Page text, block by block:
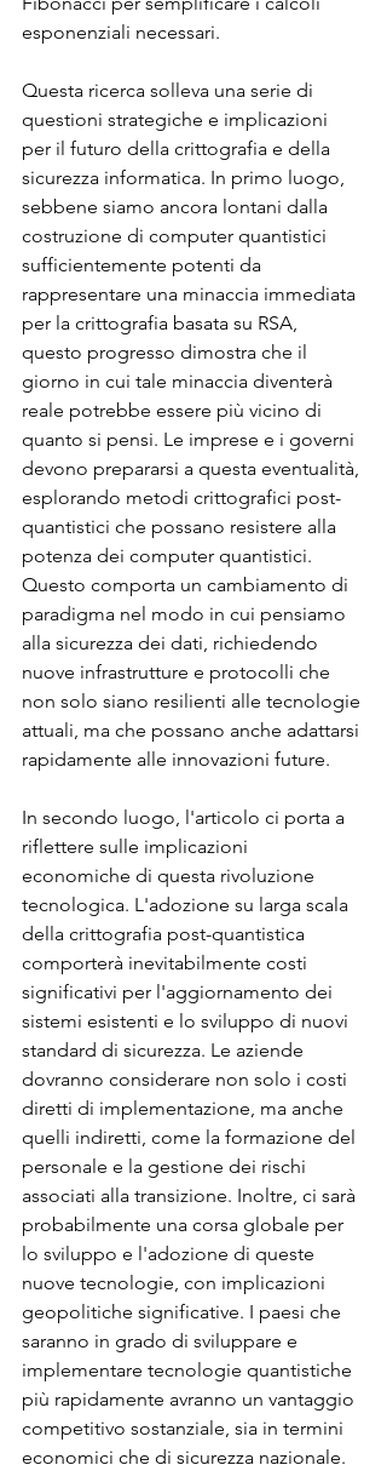
esponenziali necessari.
Questa ricerca solleva una serie di
questioni strategiche e implicazioni
per il futuro della crittografia e della
sicurezza informatica. In primo luogo,
sebbene siamo ancora lontani dalla
costruzione di computer quantistici
sufficientemente potenti da
rappresentare una minaccia immediata
per la crittografia basata su RSA,
questo progresso dimostra che il
giorno in cui tale minaccia diventerà
reale potrebbe essere più vicino di
quanto si pensi. Le imprese e i governi
devono prepararsi a questa eventualità,
esplorando metodi crittografici post-
quantistici che possano resistere alla
potenza dei computer quantistici.
Questo comporta un cambiamento di
paradigma nel modo in cui pensiamo
alla sicurezza dei dati, richiedendo
nuove infrastrutture e protocolli che
non solo siano resilienti alle tecnologie
attuali, ma che possano anche adattarsi
rapidamente alle innovazioni future.
In secondo luogo, l'articolo ci porta a
riflettere sulle implicazioni
economiche di questa rivoluzione
tecnologica. L'adozione su larga scala
della crittografia post-quantistica
comporterà inevitabilmente costi
significativi per l'aggiornamento dei
sistemi esistenti e lo sviluppo di nuovi
standard di sicurezza. Le aziende
dovranno considerare non solo i costi
diretti di implementazione, ma anche
quelli indiretti, come la formazione del
personale e la gestione dei rischi
associati alla transizione. Inoltre, ci sarà
probabilmente una corsa globale per
lo sviluppo e l'adozione di queste
nuove tecnologie, con implicazioni
geopolitiche significative. I paesi che
saranno in grado di sviluppare e
implementare tecnologie quantistiche
più rapidamente avranno un vantaggio
competitivo sostanziale, sia in termini
economici che di sicurezza nazionale.